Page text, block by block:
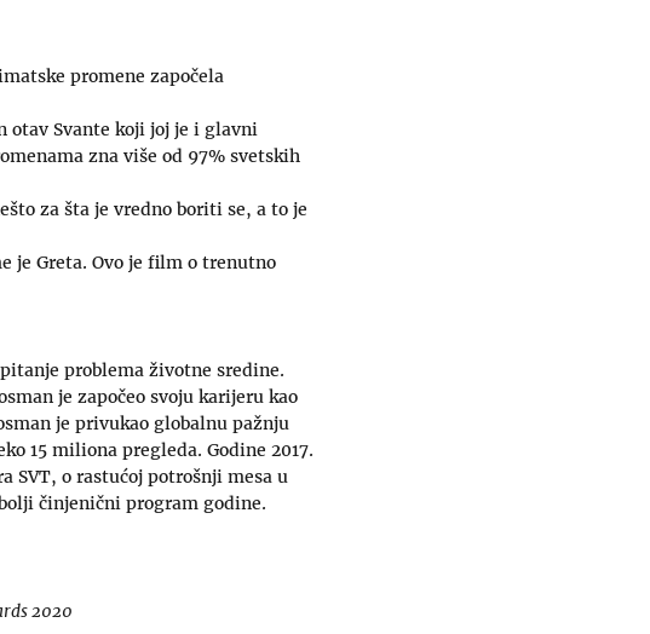
promene započela
otav Svante koji joj je i glavni
zna više od 97% svetskih
za šta je vredno boriti se, a to je
je Greta. Ovo je film o trenutno
problema životne sredine.
je započeo svoju karijeru kao
je privukao globalnu pažnju
15 miliona pregleda. Godine 2017.
SVT, o rastućoj potrošnji mesa u
činjenični program godine.
2020